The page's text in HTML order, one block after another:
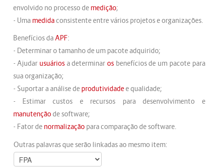
envolvido no processo de medição;
- Uma medidaconsistente entre vários projetos e organizações.
Benefícios daAPF:
- Determinar o tamanho de um pacote adquirido;
- Ajudar usuáriosa determinaros benefícios de um pacote para
sua organização;
- Suportar a análise de produtividadee qualidade;
- Estimar custos e recursos para desenvolvimento e
manutençãode software;
- Fator de normalizaçãopara comparação de software.
Outras palavras que serão linkadas ao mesmo item: